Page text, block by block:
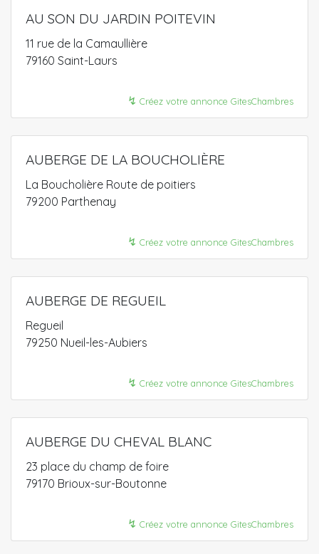
AU SON DU JARDIN POITEVIN
11 rue de la Camaullière
79160 Saint-Laurs
↯ Créez votre annonce GitesChambres
AUBERGE DE LA BOUCHOLIÈRE
La Boucholière Route de poitiers
79200 Parthenay
↯ Créez votre annonce GitesChambres
AUBERGE DE REGUEIL
Regueil
79250 Nueil-les-Aubiers
↯ Créez votre annonce GitesChambres
AUBERGE DU CHEVAL BLANC
23 place du champ de foire
79170 Brioux-sur-Boutonne
↯ Créez votre annonce GitesChambres